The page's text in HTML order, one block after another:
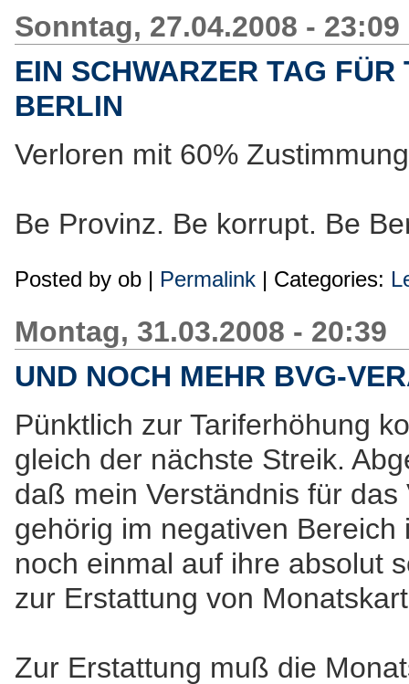
Sonntag, 27.04.2008 - 23:09
EIN SCHWARZER TAG
BERLIN
Verloren mit 60%
Be Provinz. Be korrupt. Be
Posted by ob | Permalink | Categories:
Montag, 31.03.2008 - 20:39
UND NOCH MEHR BVG-
Pünktlich zur Tariferhöhung
gleich der nächste Streik.
daß mein Verständnis für das
gehörig im negativen
noch einmal auf ihre absolut
zur Erstattung von
Zur Erstattung muß die